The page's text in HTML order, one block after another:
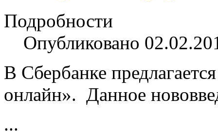
Подробности
Опубликовано
В Сбербанке
онлайн». Данное
...